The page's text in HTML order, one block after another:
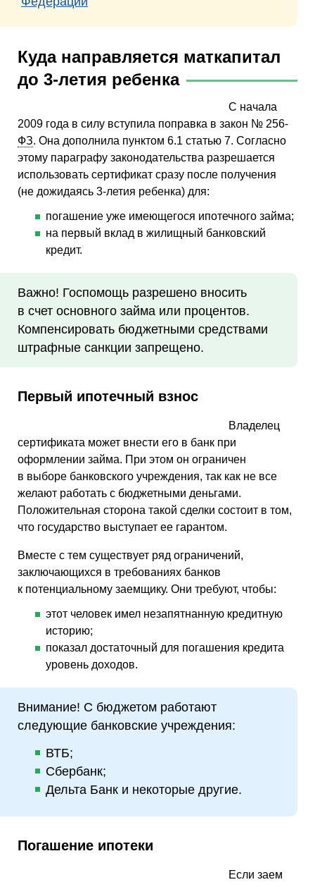
Куда направляется маткапитал
до 3-летия ребенка
С начала
2009 года в силу вступила поправка в закон № 256-
ФЗ. Она дополнила пунктом 6.1 статью 7. Согласно
этому параграфу законодательства разрешается
использовать сертификат сразу после получения
(не дожидаясь 3-летия ребенка) для:
погашение уже имеющегося ипотечного займа;
на первый вклад в жилищный банковский
кредит.
Важно! Госпомощь разрешено вносить
в счет основного займа или процентов.
Компенсировать бюджетными средствами
штрафные санкции запрещено.
Первый ипотечный взнос
Владелец
сертификата может внести его в банк при
оформлении займа. При этом он ограничен
в выборе банковского учреждения, так как не все
желают работать с бюджетными деньгами.
Положительная сторона такой сделки состоит в том,
что государство выступает ее гарантом.
Вместе с тем существует ряд ограничений,
заключающихся в требованиях банков
к потенциальному заемщику. Они требуют, чтобы:
этот человек имел незапятнанную кредитную
историю;
показал достаточный для погашения кредита
уровень доходов.
Внимание! С бюджетом работают
следующие банковские учреждения:
ВТБ;
Сбербанк;
Дельта Банк и некоторые другие.
Погашение ипотеки
Если заем